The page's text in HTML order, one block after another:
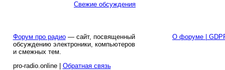
Свежие обсуждения
Форум про радио— сайт, посвященный
обсуждению электроники, компьютеров
и смежных тем.
pro-radio.online | Обратная связь
О форуме |